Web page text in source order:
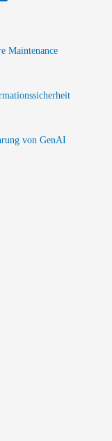
Maintenance
von GenAI